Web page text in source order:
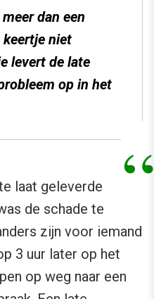
dan een
keertje niet
levert de late
op in het
laat geleverde
de schade te
zijn voor iemand
3 uur later op het
op weg naar een